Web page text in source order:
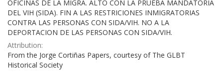
OFICINAS DE LA MIGRA. ALTO CON LA PRUEBA MANDATORIA
DEL VIH (SIDA). FIN A LAS RESTRICIONES INMIGRATORIAS
CONTRA LAS PERSONAS CON SIDA/VIH. NO A LA
DEPORTACION DE LAS PERSONAS CON SIDA/VIH.
Attribution:
From the Jorge Cortiñas Papers, courtesy of The GLBT
Historical Society